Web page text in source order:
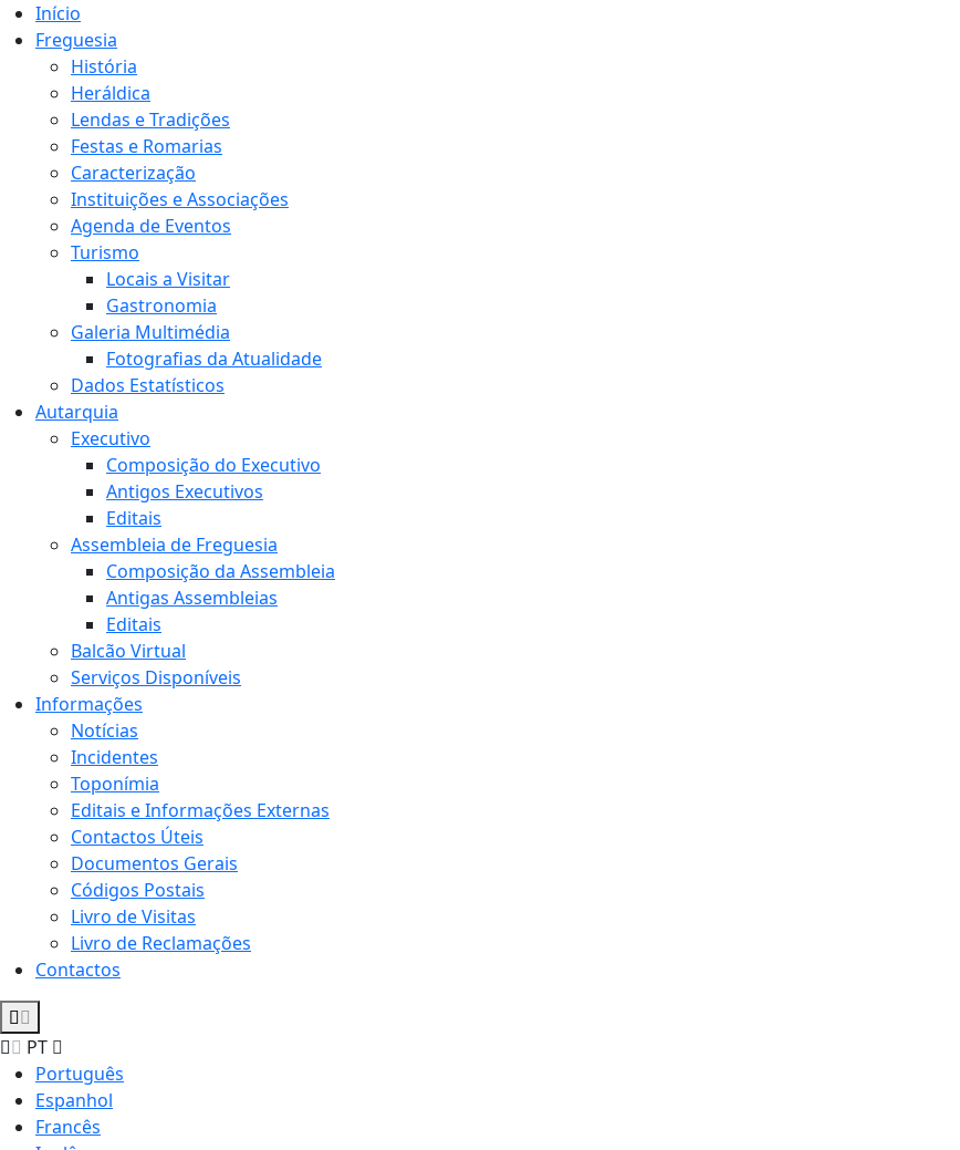
Início
Freguesia
História
Heráldica
Lendas e Tradições
Festas e Romarias
Caracterização
Instituições e Associações
Agenda de Eventos
Turismo
Locais a Visitar
Gastronomia
Galeria Multimédia
Fotografias da Atualidade
Dados Estatísticos
Autarquia
Executivo
Composição do Executivo
Antigos Executivos
Editais
Assembleia de Freguesia
Composição da Assembleia
Antigas Assembleias
Editais
Balcão Virtual
Serviços Disponíveis
Informações
Notícias
Incidentes
Toponímia
Editais e Informações Externas
Contactos Úteis
Documentos Gerais
Códigos Postais
Livro de Visitas
Livro de Reclamações
Contactos
PT
Português
Espanhol
Francês